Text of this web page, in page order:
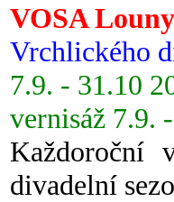
VOSA Louny
Vrchlického
7.9. - 31.10
vernisáž 7.9.
Každoroční
divadelní